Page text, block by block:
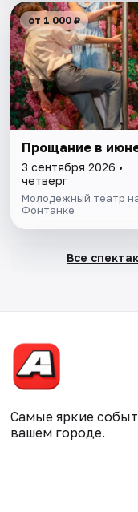
от 1 000 ₽
Прощание в
3 сентября 2026 •
четверг
Молодежный театр
Фонтанке
Все
Самые яркие
вашем городе.